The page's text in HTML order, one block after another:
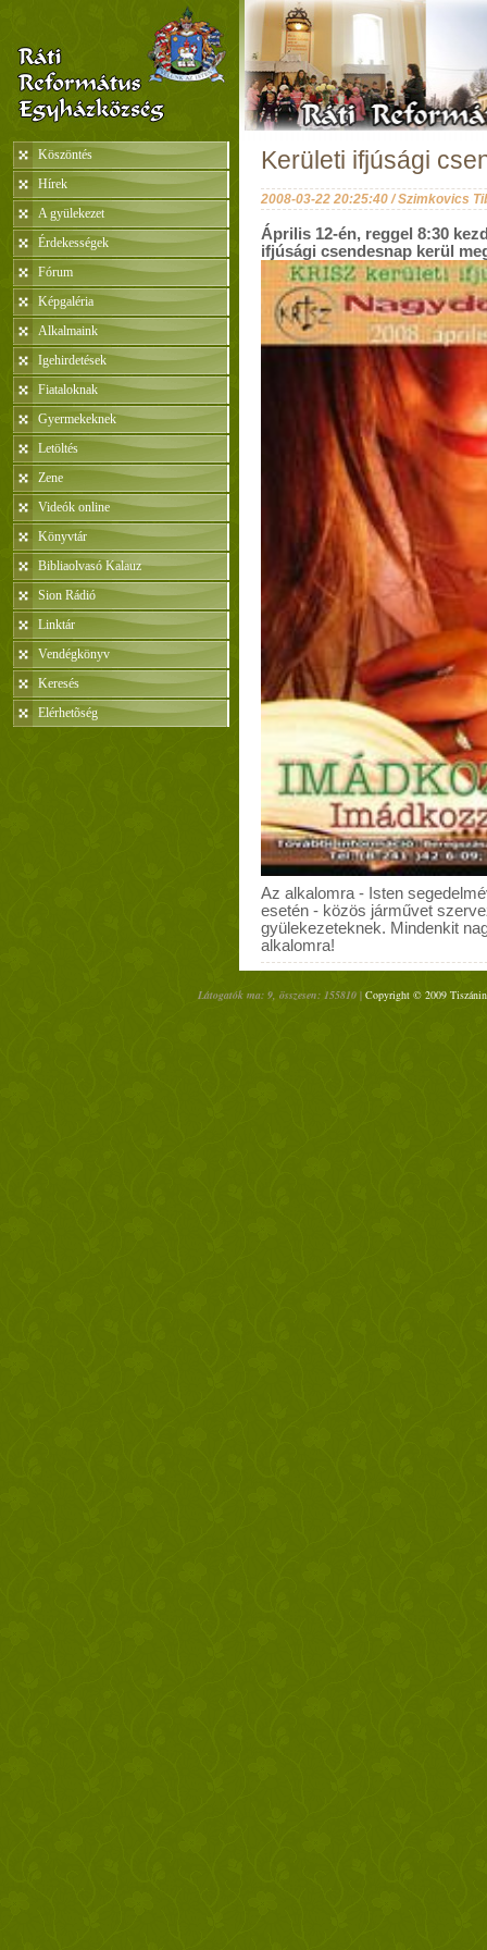
Köszöntés
Hírek
A gyülekezet
Érdekességek
Fórum
Képgaléria
Alkalmaink
Igehirdetések
Fiataloknak
Gyermekeknek
Letöltés
Zene
Videók online
Könyvtár
Bibliaolvasó Kalauz
Sion Rádió
Linktár
Vendégkönyv
Keresés
Elérhetõség
Kerületi ifjúsági
2008-03-22 20:25:40 / Szimkovics
Április 12-én, reggel 8:30
ifjúsági csendesnap kerül
Az alkalomra - Isten
esetén - közös járművet
gyülekezeteknek. Mindenkit
alkalomra!
Látogatók ma: 9, összesen: 155810 | Copyright © 2009